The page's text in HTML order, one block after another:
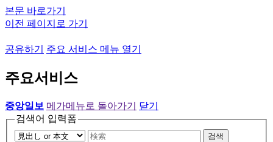
본문 바로가기
이전 페이지로 가기
공유하기 주요 서비스 메뉴 열기
주요서비스
중앙일보 메가메뉴로 돌아가기
닫기
검색어 입력폼
검색